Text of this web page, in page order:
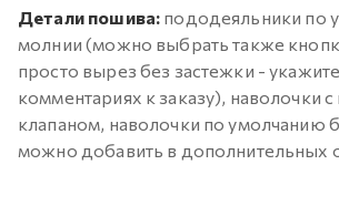
Детали пошива: пододеяльники по
молнии (можно выбрать также
просто вырез без застежки -
комментариях к заказу), наволочки
клапаном, наволочки по умолчанию
можно добавить в дополнительных